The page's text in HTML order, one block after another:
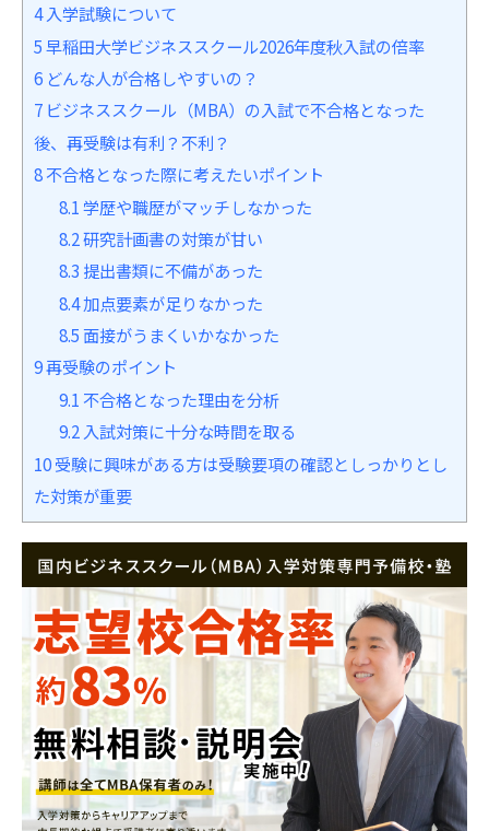
4入学試験について
5早稲田大学ビジネススクール2026年度秋入試の倍率
6 どんな人が合格しやすいの？
7 ビジネススクール（MBA）の入試で不合格となった
後、再受験は有利？不利？
8不合格となった際に考えたいポイント
8.1学歴や職歴がマッチしなかった
8.2研究計画書の対策が甘い
8.3 提出書類に不備があった
8.4加点要素が足りなかった
8.5面接がうまくいかなかった
9再受験のポイント
9.1 不合格となった理由を分析
9.2入試対策に十分な時間を取る
10受験に興味がある方は受験要項の確認としっかりとし
た対策が重要